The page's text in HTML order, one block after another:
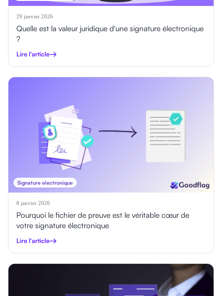
29 janvier 2026
Quelle est la valeur juridique d'une signature électronique
?
Lire l'article
Signature electronique
8 janvier 2026
Pourquoi le fichier de preuve est le véritable cœur de
votre signature électronique
Lire l'article